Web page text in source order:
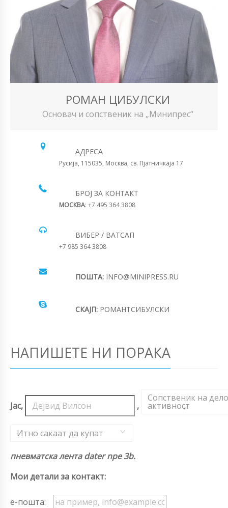
РОМАН ЦИБУЛСКИ
Основач и сопственик на „Минипрес“
АДРЕСА
Русија, 115035, Москва, св. Пјатничкаја 17
БРОЈ ЗА КОНТАКТ
МОСКВА: +7 495 364 3808
ВИБЕР / ВАТСАП
+7 985 364 3808
ПОШТА: INFO@MINIPRESS.RU
СКАЈП: РОМАНТСИБУЛСКИ
НАПИШЕТЕ НИ ПОРАКА
Јас, ,
Сопственик на
активност
,
Итно сакаат да купат
пневматска лента dater npe 3b.
Мои детали за контакт:
е-пошта: